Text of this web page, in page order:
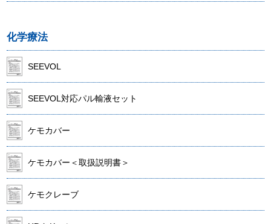
化学療法
SEEVOL
SEEVOL対応パル輸液セット
ケモカバー
ケモカバー＜取扱説明書＞
ケモクレーブ